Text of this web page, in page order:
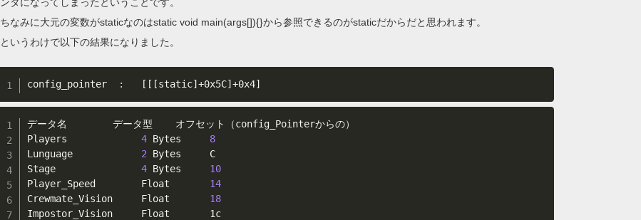
ちなみに大元の変数がstaticなのはstatic void main(args[]){}から参照できるのがstaticだからだと思われます。
というわけで以下の結果になりました。
config_pointer : [ [ [static]+0x5C]+0x4]
データ名        データ型    オフセット（config_Pointerからの）
Players 4 Bytes 8
Lunguage 2 Bytes     C
Stage 4 Bytes 10
Player_Speed        Float 14
Crewmate_Vision     Float 18
Impostor_Vision     Float       1c